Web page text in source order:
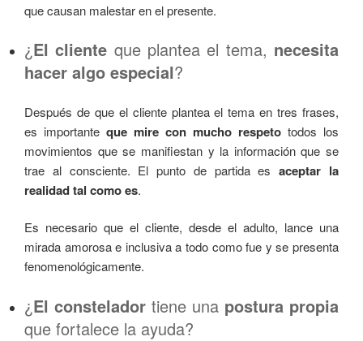
que causan malestar en el presente.
¿El cliente que plantea el tema, necesita
hacer algo especial?
Después de que el cliente plantea el tema en tres frases,
es importante que mire con mucho respeto todos los
movimientos que se manifiestan y la información que se
trae al consciente. El punto de partida esaceptar la
realidad tal como es.
Es necesario que el cliente, desde el adulto, lance una
mirada amorosa e inclusiva a todo como fue y se presenta
fenomenológicamente.
¿El constelador tiene una postura propia
que fortalece la ayuda?